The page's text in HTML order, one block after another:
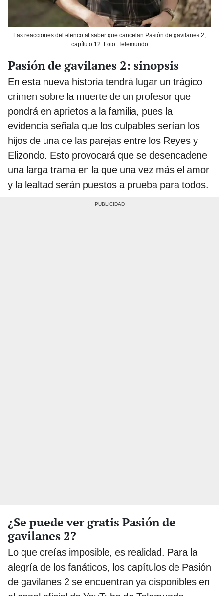
Las reacciones del elenco al saber que cancelan Pasión de gavilanes 2,
capítulo 12. Foto: Telemundo
Pasión de gavilanes 2: sinopsis
En esta nueva historia tendrá lugar un trágico
crimen sobre la muerte de un profesor que
pondrá en aprietos a la familia, pues la
evidencia señala que los culpables serían los
hijos de una de las parejas entre los Reyes y
Elizondo. Esto provocará que se desencadene
una larga trama en la que una vez más el amor
y la lealtad serán puestos a prueba para todos.
¿Se puede ver gratis Pasión de
gavilanes 2?
Lo que creías imposible, es realidad. Para la
alegría de los fanáticos, los capítulos de Pasión
de gavilanes 2 se encuentran ya disponibles en